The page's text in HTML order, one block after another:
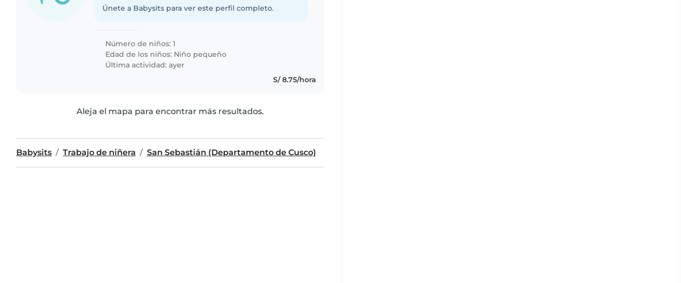
Únete a Babysits para ver este perfil completo.
Número de niños: 1
Edad de los niños: Niño pequeño
Última actividad: ayer
S/ 8.75/hora
Aleja el mapa para encontrar más resultados.
Babysits Trabajo de niñera San Sebastián (Departamento de Cusco)